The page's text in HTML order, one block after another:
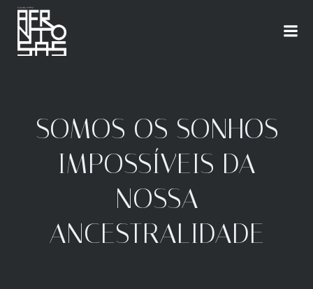
SOMOS OS SONHOS
IMPOSSÍVEIS DA
NOSSA
ANCESTRALIDADE